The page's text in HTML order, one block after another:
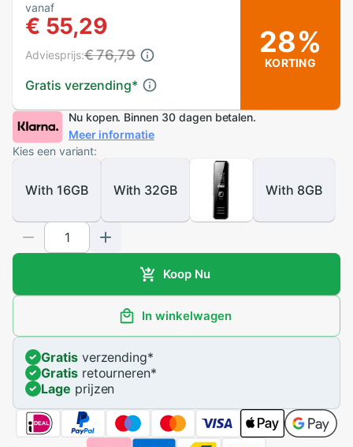
vanaf
€ 55,29
Gratis verzending*
Adviesprijs:€ 76,79 28%
KORTING
Nu kopen. Binnen 30 dagen betalen.
Meer informatie
Kies een variant:
With 16GB With 32GB With 8GB
Koop Nu
In winkelwagen
Gratisverzending*
Gratisretourneren*
Lage prijzen